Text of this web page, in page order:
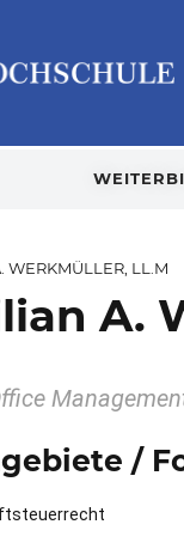
WERKMÜLLER, LL.M
A.
/